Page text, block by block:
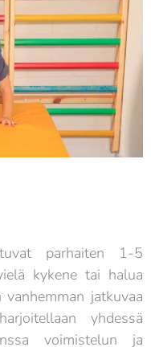
parhaiten 1-5
kykene tai halua
jatkuvaa
yhdessä
voimistelun ja